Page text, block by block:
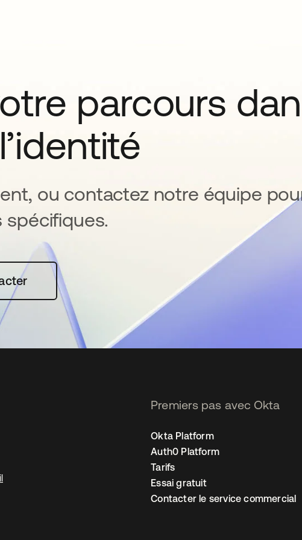
parcours
ou contactez notre équipe
Premiers pas avec Okta
Okta Platform
Auth0 Platform
Tarifs
Essai gratuit
Contacter le service commercial